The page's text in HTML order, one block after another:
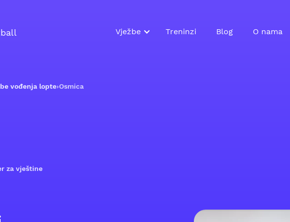
Vježbe Treninzi Blog O nama
vođenja lopte›Osmica
za vještine